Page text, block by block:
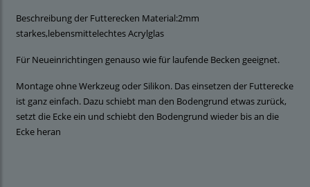
Beschreibung der Futterecken Material:2mm
starkes,lebensmittelechtes Acrylglas
Für Neueinrichtingen genauso wie für laufende Becken geeignet.
Montage ohne Werkzeug oder Silikon. Das einsetzen der Futterecke
ist ganz einfach. Dazu schiebt man den Bodengrund etwas zurück,
setzt die Ecke ein und schiebt den Bodengrund wieder bis an die
Ecke heran